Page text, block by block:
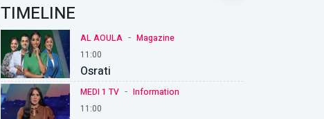
TIMELINE
AL AOULA - Magazine
11:00
Osrati
MEDI 1 TV - Information
11:00